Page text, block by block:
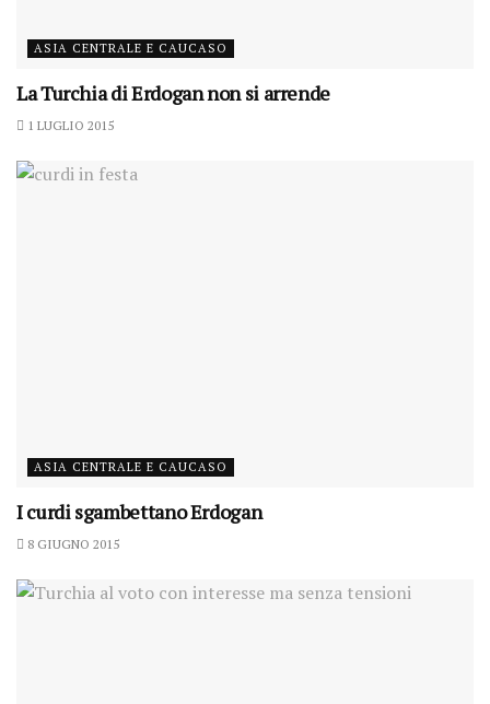
ASIA CENTRALE E CAUCASO
La Turchia di Erdogan non si arrende
1 LUGLIO 2015
ASIA CENTRALE E CAUCASO
I curdi sgambettano Erdogan
8 GIUGNO 2015